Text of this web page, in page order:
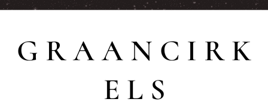
G R A A N C I R K
E L S